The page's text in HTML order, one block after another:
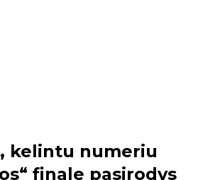
kelintu numeriu
finale pasirodys